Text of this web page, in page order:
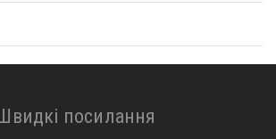
посилання